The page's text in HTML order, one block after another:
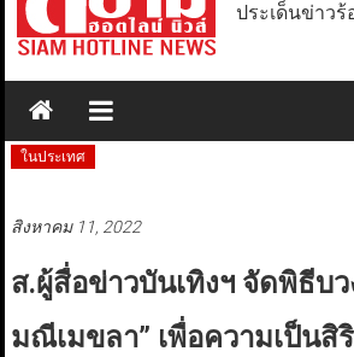
ประเด็นข่าว
ในประเทศ
สิงหาคม 11, 2022
ส.ผู้สื่อข่าวบันเทิงฯ จัดพิธีบว
มณีเมขลา” เพื่อความเป็นสิ